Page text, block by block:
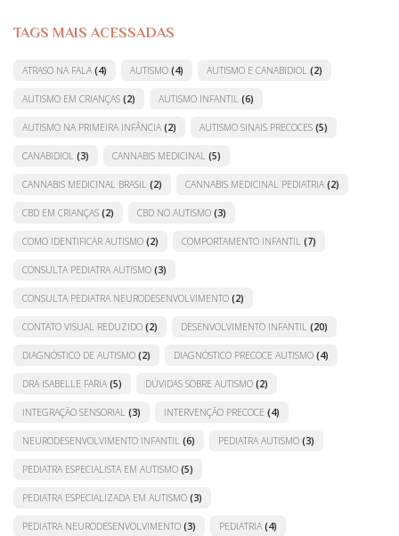
TAGS MAIS ACESSADAS
ATRASO NA FALA (4) AUTISMO (4) AUTISMO E CANABIDIOL (2)
AUTISMO EM CRIANÇAS (2) AUTISMO INFANTIL (6)
AUTISMO NA PRIMEIRA INFÂNCIA (2) AUTISMO SINAIS PRECOCES (5)
CANABIDIOL (3) CANNABIS MEDICINAL (5)
CANNABIS MEDICINAL BRASIL (2) CANNABIS MEDICINAL PEDIATRIA (2)
CBD EM CRIANÇAS (2) CBD NO AUTISMO (3)
COMO IDENTIFICAR AUTISMO (2) COMPORTAMENTO INFANTIL (7)
CONSULTA PEDIATRA AUTISMO (3)
CONSULTA PEDIATRA NEURODESENVOLVIMENTO (2)
CONTATO VISUAL REDUZIDO (2) DESENVOLVIMENTO INFANTIL (20)
DIAGNÓSTICO DE AUTISMO (2) DIAGNÓSTICO PRECOCE AUTISMO (4)
DRA ISABELLE FARIA (5) DÚVIDAS SOBRE AUTISMO (2)
INTEGRAÇÃO SENSORIAL (3) INTERVENÇÃO PRECOCE (4)
NEURODESENVOLVIMENTO INFANTIL (6) PEDIATRA AUTISMO (3)
PEDIATRA ESPECIALISTA EM AUTISMO (5)
PEDIATRA ESPECIALIZADA EM AUTISMO (3)
PEDIATRA NEURODESENVOLVIMENTO (3) PEDIATRIA (4)